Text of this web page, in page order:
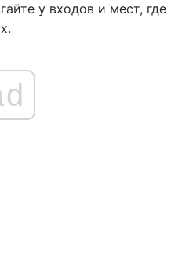
у входов и мест, где